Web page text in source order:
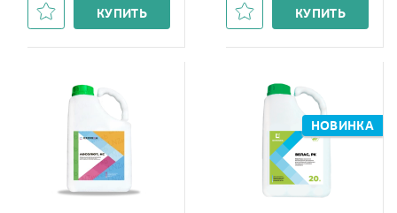
КУПИТЬ КУПИТЬ
НОВИНКА